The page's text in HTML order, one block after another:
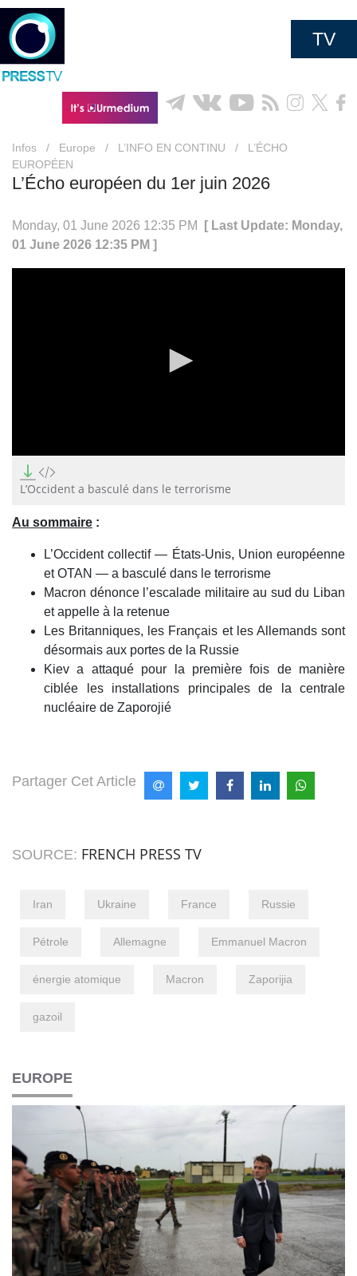
TV
Infos / Europe / L’INFO EN CONTINU /
L’ÉCHO
EUROPÉEN
L’Écho européen du 1er juin 2026
Monday, 01 June 2026 12:35 PM
[ Last Update: Monday,
01 June 2026 12:35 PM ]
seconds
ofL’Occident a basculé dans le terrorisme
Au sommaire :
L’Occident collectif — États-Unis, Union européenne
et OTAN — a basculé dans le terrorisme
Macron dénonce l’escalade militaire au sud du Liban
et appelle à la retenue
Les Britanniques, les Français et les Allemands sont
désormais aux portes de la Russie
Kiev a attaqué pour la première fois de manière
ciblée les installations principales de la centrale
nucléaire de Zaporojié
Partager Cet Article
SOURCE: FRENCH PRESS TV
Iran Ukraine France Russie
Pétrole Allemagne Emmanuel Macron
énergie atomique Macron Zaporijia
gazoil
EUROPE